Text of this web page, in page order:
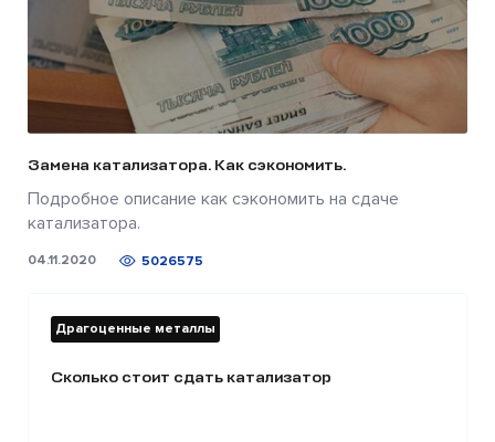
Замена катализатора. Как сэкономить.
Подробное описание как сэкономить на сдаче
катализатора.
04.11.2020 5026575
Драгоценные металлы
Сколько стоит сдать катализатор